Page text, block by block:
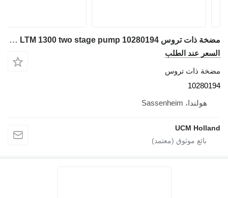
مضخة ذات تروس Liebherr LTM 1300 two stage pump 10280194 لـ شاحنة رافعة
السعر عند الطلب
مضخة ذات تروس
10280194
هولندا، Sassenheim
UCM Holland